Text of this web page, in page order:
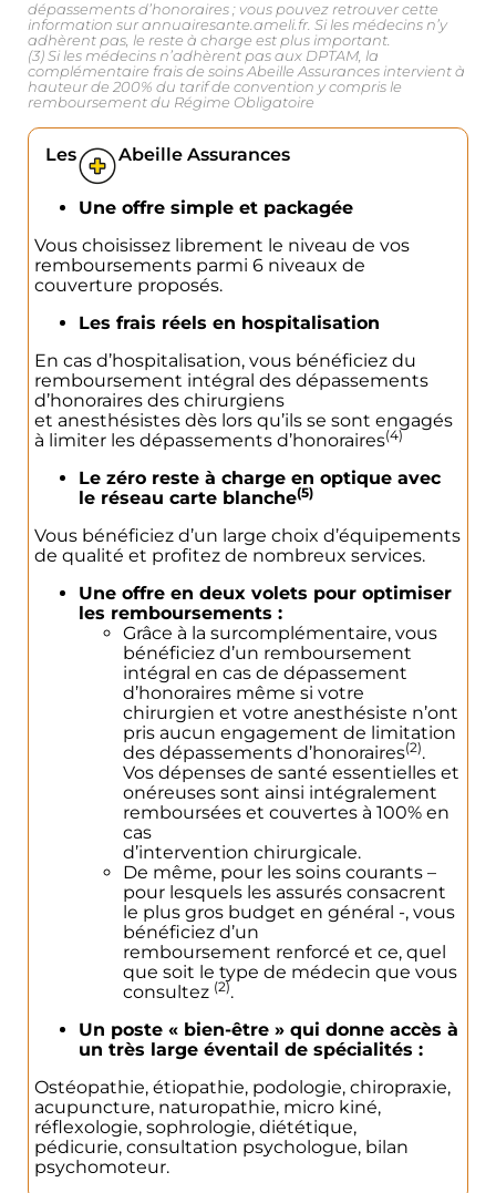
dépassements d’honoraires ; vous pouvez retrouver cette
information sur annuairesante.ameli.fr. Si les médecins n’y
adhèrent pas, le reste à charge est plus important.
(3) Si les médecins n’adhèrent pas aux DPTAM, la
complémentaire frais de soins Abeille Assurances intervient à
hauteur de 200% du tarif de convention y compris le
remboursement du Régime Obligatoire
Les Abeille Assurances
Une offre simple et packagée
Vous choisissez librement le niveau de vos
remboursements parmi 6 niveaux de
couverture proposés.
Les frais réels en hospitalisation
En cas d’hospitalisation, vous bénéficiez du
remboursement intégral des dépassements
d’honoraires des chirurgiens
et anesthésistes dès lors qu’ils se sont engagés
à limiter les dépassements d’honoraires(4)
Le zéro reste à charge en optique avec
le réseau carte blanche(5)
Vous bénéficiez d’un large choix d’équipements
de qualité et profitez de nombreux services.
Une offre en deux volets pour optimiser
les remboursements :
Grâce à la surcomplémentaire, vous
bénéficiez d’un remboursement
intégral en cas de dépassement
d’honoraires même si votre
chirurgien et votre anesthésiste n’ont
pris aucun engagement de limitation
des dépassements d’honoraires(2).
Vos dépenses de santé essentielles et
onéreuses sont ainsi intégralement
remboursées et couvertes à 100% en
cas
d’intervention chirurgicale.
De même, pour les soins courants –
pour lesquels les assurés consacrent
le plus gros budget en général -, vous
bénéficiez d’un
remboursement renforcé et ce, quel
que soit le type de médecin que vous
consultez (2).
Un poste « bien-être » qui donne accès à
un très large éventail de spécialités :
Ostéopathie, étiopathie, podologie, chiropraxie,
acupuncture, naturopathie, micro kiné,
réflexologie, sophrologie, diététique,
pédicurie, consultation psychologue, bilan
psychomoteur.
Laissez nous vos
coordonnées, téléphone ou
email et nous vous
recontactons dans les
meilleurs délais.
En cliquant sur “Envoyer”, vous acceptez
que vos données soient utilisées par notre
agence pour vous contacter par téléphone
ou par e-mail à propos de votre demande.
Retrouvez plus d’informations sur le
traitement de vos données dans notre
politique de confidentialité.
Envoyer